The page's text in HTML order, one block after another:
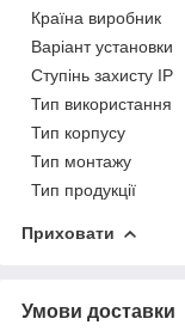
Країна виробник
Варіант установки
Ступінь захисту IP
Тип використання
Тип корпусу
Тип монтажу
Тип продукції
Приховати
Умови доставки